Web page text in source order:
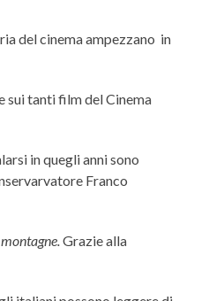
del cinema ampezzano in
sui tanti film del Cinema
in quegli anni sono
Franco
Grazie alla